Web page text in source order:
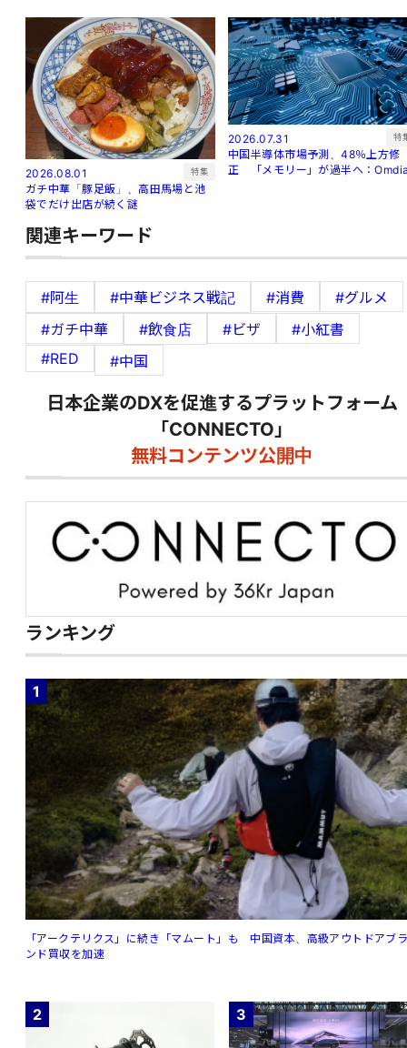
2026.08.01 特集
ガチ中華「豚足飯」、高田馬場と池
袋でだけ出店が続く謎
2026.07.31 特
中国半導体市場予測、48％上方修
正 「メモリー」が過半へ：
関連キーワード
#阿生 #中華ビジネス戦記 #消費
#グルメ
#ガチ中華
#飲食店 #ビザ
#小紅書
#RED
#中国
日本企業のDXを促進するプラットフォーム
「CONNECTO」
無料コンテンツ公開中
ランキング
1
「アークテリクス」に続き「マムート」も 中国資本、高級アウトドアブ
ンド買収を加速
2 3